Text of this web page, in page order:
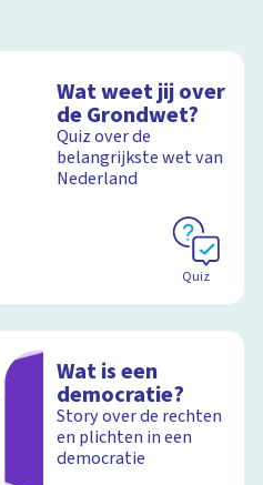
Wat weet jij over
de Grondwet?
Quiz over de
belangrijkste wet van
Nederland
Quiz
Wat is een
democratie?
Story over de rechten
en plichten in een
democratie